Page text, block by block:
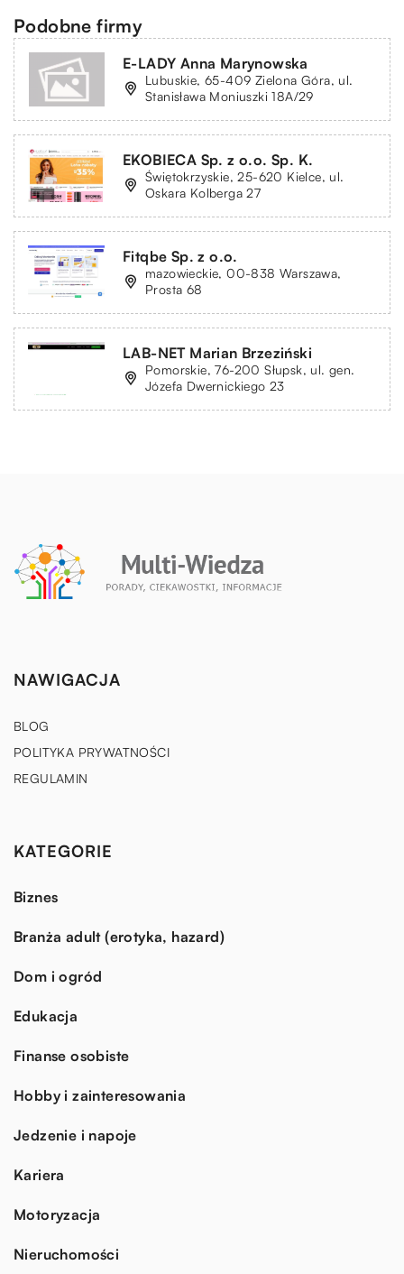
Podobne firmy
E-LADY Anna Marynowska
Lubuskie, 65-409 Zielona Góra, ul.
Stanisława Moniuszki 18A/29
EKOBIECA Sp. z o.o. Sp. K.
Świętokrzyskie, 25-620 Kielce, ul.
Oskara Kolberga 27
Fitqbe Sp. z o.o.
mazowieckie, 00-838 Warszawa,
Prosta 68
LAB-NET Marian Brzeziński
Pomorskie, 76-200 Słupsk, ul. gen.
Józefa Dwernickiego 23
NAWIGACJA
BLOG
POLITYKA PRYWATNOŚCI
REGULAMIN
KATEGORIE
Biznes
Branża adult (erotyka, hazard)
Dom i ogród
Edukacja
Finanse osobiste
Hobby i zainteresowania
Jedzenie i napoje
Kariera
Motoryzacja
Nieruchomości